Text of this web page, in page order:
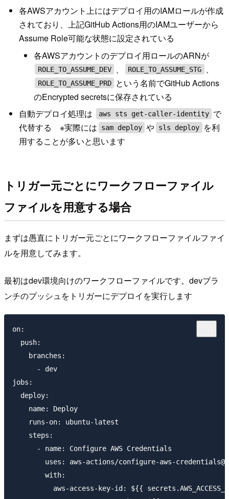
各AWSアカウント上にはデプロイ用のIAMロールが作成
されており、上記GitHub Actions用のIAMユーザーから
Assume Role可能な状態に設定されている
各AWSアカウントのデプロイ用ロールのARNが
ROLE_TO_ASSUME_DEV 、 ROLE_TO_ASSUME_STG 、
ROLE_TO_ASSUME_PRD
という名前でGitHub Actions
のEncrypted secretsに保存されている
自動デプロイ処理は
aws sts get-caller-identity で
代替する ※実際には
sam deploy や sls deploy
を利
用することが多いと思います
トリガー元ごとにワークフローファイル
ファイルを用意する場合
まずは愚直にトリガー元ごとにワークフローファイルファイ
ルを用意してみます。
最初はdev環境向けのワークフローファイルです。devブラ
ンチのプッシュをトリガーにデプロイを実行します
on:
  push:
    branches:
      - dev
jobs:
  deploy:
    name: Deploy
    runs-on: ubuntu-latest
    steps:
      - name: Configure AWS Credentials
uses: aws-actions/configure-aws-
        with:
aws-access-key-id: ${{